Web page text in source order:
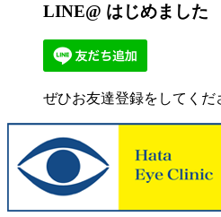
LINE@ はじめました
ぜひお友達登録をしてくだ